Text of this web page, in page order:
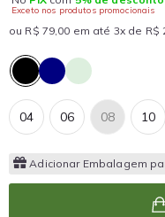
Exceto nos produtos promocionais
ou R$ 79,00 em até 3x de R$
04 06 08 10
Adicionar Embalagem